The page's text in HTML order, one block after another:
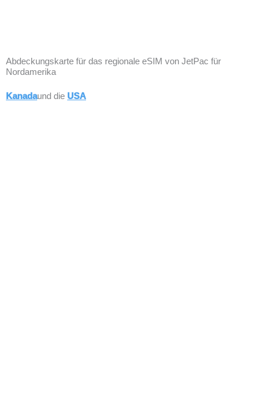
Abdeckungskarte für das regionale eSIM von JetPac für
Nordamerika
Kanadaund die USA